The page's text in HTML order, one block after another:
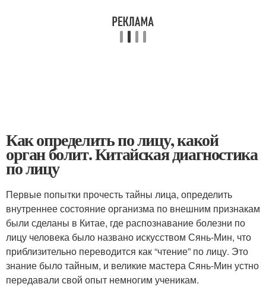
Как определить по лицу, какой
орган болит. Китайская диагностика
по лицу
Первые попытки прочесть тайны лица, определить
внутреннее состояние организма по внешним признакам
были сделаны в Китае, где распознавание болезни по
лицу человека было названо искусством Сянь-Мин, что
приблизительно переводится как “чтение” по лицу. Это
знание было тайным, и великие мастера Сянь-Мин устно
передавали свой опыт немногим ученикам.